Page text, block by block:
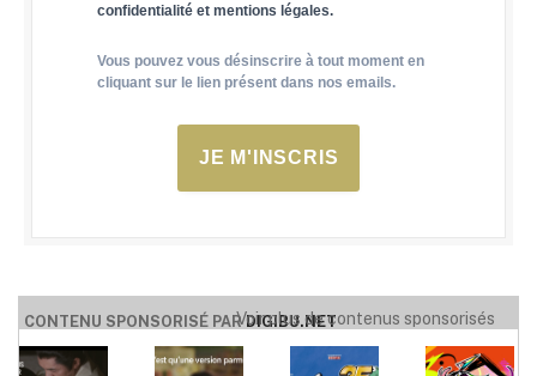
confidentialité et mentions légales.
Vous pouvez vous désinscrire à tout moment en
cliquant sur le lien présent dans nos emails.
JE M'INSCRIS
CONTENU SPONSORISÉ PARDIGIBU.NET
Voir plus de contenus sponsorisés